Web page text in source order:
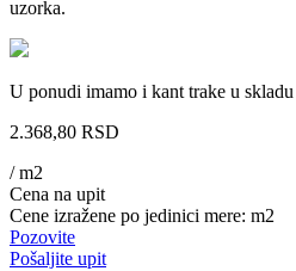
uzorka.
U ponudi imamo i kant trake u
2.368,80 RSD
/ m2
Cena na upit
Cene izražene po jedinici mere: m2
Pozovite
Pošaljite upit